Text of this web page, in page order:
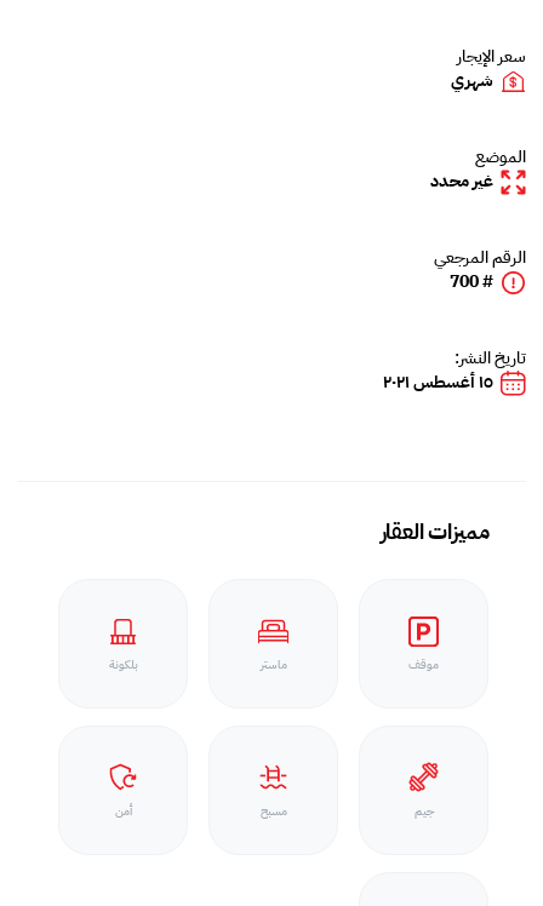
سعر الإيجار
شهري
الموضع
غير محدد
الرقم المرجعي
# 700
تاريخ النشر:
١٥ أغسطس ٢٠٢١
مميزات العقار
موقف ماستر بلكونة
جيم مسبح أمن